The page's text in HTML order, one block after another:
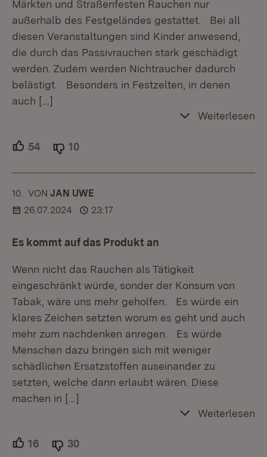
Märkten und Straßenfesten Rauchen nur
außerhalb des Festgeländes gestattet. Bei all
diesen Veranstaltungen sind Kinder anwesend,
die durch das Passivrauchen stark geschädigt
werden. Zudem werden Nichtraucher dadurch
belästigt. Besonders in Festzelten, in denen
auch […]
Weiterlesen
54 Unterstützer.
10
10. KOMMENTAR
VON :JAN UWE
26.07.2024
23:17
Es kommt auf das Produkt an
Wenn nicht das Rauchen als Tätigkeit
eingeschränkt würde, sonder der Konsum von
Tabak, wäre uns mehr geholfen. Es würde ein
klares Zeichen setzten worum es geht und auch
mehr zum nachdenken anregen. Es würde
Menschen dazu bringen sich mit weniger
schädlichen Ersatzstoffen auseinander zu
setzten, welche dann erlaubt wären. Diese
machen in […]
Weiterlesen
16 Unterstützer.
30